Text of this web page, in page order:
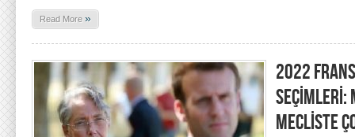
Read More »
2022
SEÇİMLERİ:
MECLİSTE